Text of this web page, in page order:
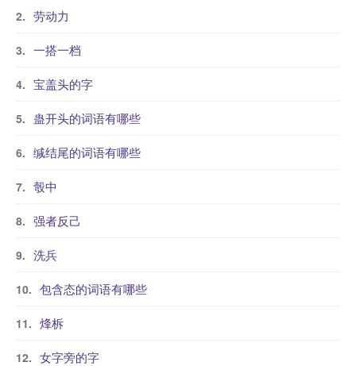
劳动力
一搭一档
宝盖头的字
蛊开头的词语有哪些
缄结尾的词语有哪些
彀中
强者反己
洗兵
包含态的词语有哪些
烽柝
女字旁的字